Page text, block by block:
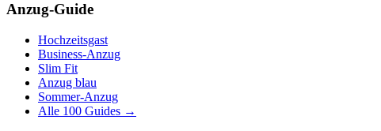
Anzug-Guide
Hochzeitsgast
Business-Anzug
Slim Fit
Anzug blau
Sommer-Anzug
Alle 100 Guides →